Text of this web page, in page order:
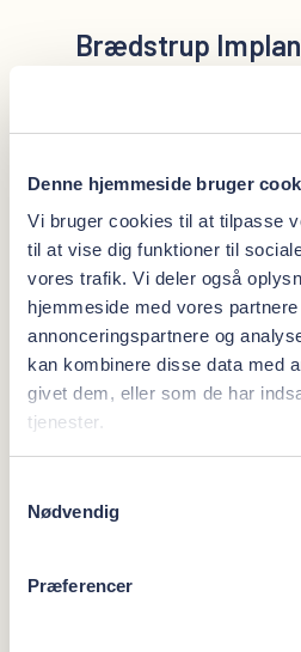
Denne hjemmeside bruger
Vi bruger cookies til at tilpasse
til at vise dig funktioner til
vores trafik. Vi deler også
hjemmeside med vores
annonceringspartnere og
kan kombinere disse data med
givet dem, eller som de har
tjenester.
Nødvendig
Præferencer
Brædstrup
Der er parkeringsplads foran
stk. handicapparkeringspladser.
hvorfra der er direkte adgang.
niveauforskelle mellem de
adgangsvejene for ældre og
Både vores kundetoilet og
således, at de er lette at
Brædstrup Implantat Center
Der er tænkt på de
hvor der er 2